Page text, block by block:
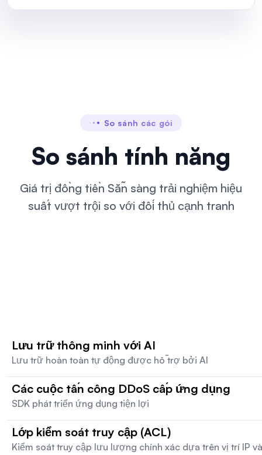
So sánh các gói
So sánh tính năng
Giá trị đồng tiền Sẵn sàng trải nghiệm hiệu
suất vượt trội so với đối thủ cạnh tranh
Lưu trữ thông minh với AI
Lưu trữ hoàn toàn tự động được hỗ trợ bởi AI
Các cuộc tấn công DDoS cấp ứng dụng
SDK phát triển ứng dụng tiện lợi
Lớp kiểm soát truy cập (ACL)
Kiểm soát truy cập lưu lượng chính xác dựa trên vị trí IP